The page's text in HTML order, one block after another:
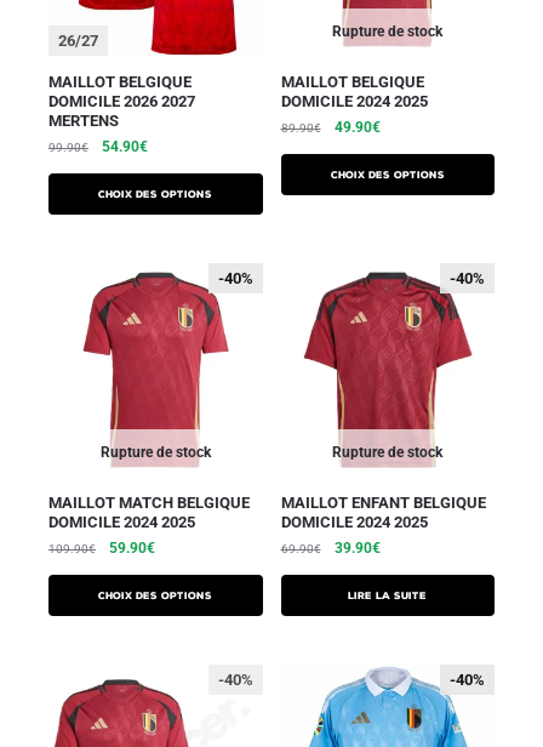
26/27
MAILLOT BELGIQUE
DOMICILE 2026 2027
MERTENS
99.90€ 54.90€
Choix des options
Rupture de stock
MAILLOT BELGIQUE
DOMICILE 2024 2025
89.90€ 49.90€
Choix des options
Rupture de stock
-40%
-40%
MAILLOT MATCH BELGIQUE
DOMICILE 2024 2025
109.90€ 59.90€
Choix des options
Rupture de stock
-40%
-40%
MAILLOT ENFANT BELGIQUE
DOMICILE 2024 2025
69.90€ 39.90€
Lire la suite
-40% -40%
-40%